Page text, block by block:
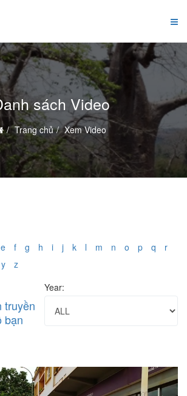
sách Video
Trang chủ Xem Video
e f g h i j k l m n o p q
r
y
z
Year:
truyền
bạn